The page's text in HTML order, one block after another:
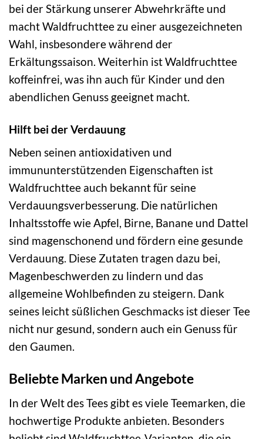
bei der Stärkung unserer Abwehrkräfte und
macht Waldfruchttee zu einer ausgezeichneten
Wahl, insbesondere während der
Erkältungssaison. Weiterhin ist Waldfruchttee
koffeinfrei, was ihn auch für Kinder und den
abendlichen Genuss geeignet macht.
Hilft bei der Verdauung
Neben seinen antioxidativen und
immununterstützenden Eigenschaften ist
Waldfruchttee auch bekannt für seine
Verdauungsverbesserung. Die natürlichen
Inhaltsstoffe wie Apfel, Birne, Banane und Dattel
sind magenschonend und fördern eine gesunde
Verdauung. Diese Zutaten tragen dazu bei,
Magenbeschwerden zu lindern und das
allgemeine Wohlbefinden zu steigern. Dank
seines leicht süßlichen Geschmacks ist dieser Tee
nicht nur gesund, sondern auch ein Genuss für
den Gaumen.
Beliebte Marken und Angebote
In der Welt des Tees gibt es viele Teemarken, die
hochwertige Produkte anbieten. Besonders